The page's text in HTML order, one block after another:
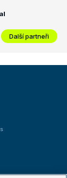
Další partneři